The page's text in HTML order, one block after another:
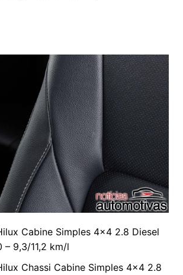
Cabine Simples 4×4 2.8 Diesel
– 9,3/11,2 km/l
Chassi Cabine Simples 4×4 2.8